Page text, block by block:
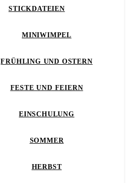
STICKDATEIEN
MINIWIMPEL
FRÜHLING UND OSTERN
FESTE UND FEIERN
EINSCHULUNG
SOMMER
HERBST